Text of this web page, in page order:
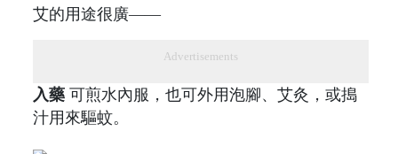
艾的用途很廣——
Advertisements
入藥 可煎水內服，也可外用泡腳、艾灸，或搗
汁用來驅蚊。